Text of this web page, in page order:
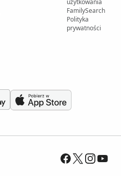
FamilySearch
Polityka
prywatności